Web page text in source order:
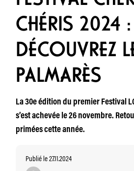
CHÉRIS 2024 :
DÉCOUVREZ
PALMARÈS
La 30e édition du premier Festival
s’est achevée le 26 novembre.
primées cette année.
Publié le 27.11.2024